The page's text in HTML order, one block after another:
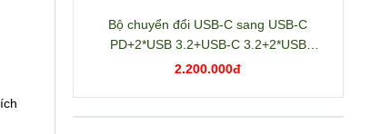
Bộ chuyển đổi USB-C sang USB-C
PD+2*USB 3.2+USB-C 3.2+2*USB
3.0+RJ45+2*HDMI+DP+SD/TF+3.5mm
2.200.000đ